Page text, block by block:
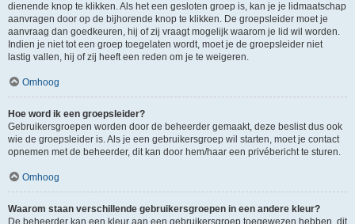
dienende knop te klikken. Als het een gesloten groep is, kan je je lidmaatschap
aanvragen door op de bijhorende knop te klikken. De groepsleider moet je
aanvraag dan goedkeuren, hij of zij vraagt mogelijk waarom je lid wil worden.
Indien je niet tot een groep toegelaten wordt, moet je de groepsleider niet
lastig vallen, hij of zij heeft een reden om je te weigeren.
Omhoog
Hoe word ik een groepsleider?
Gebruikersgroepen worden door de beheerder gemaakt, deze beslist dus ook
wie de groepsleider is. Als je een gebruikersgroep wil starten, moet je contact
opnemen met de beheerder, dit kan door hem/haar een privébericht te sturen.
Omhoog
Waarom staan verschillende gebruikersgroepen in een andere kleur?
De beheerder kan een kleur aan een gebruikersgroep toegewezen hebben, dit